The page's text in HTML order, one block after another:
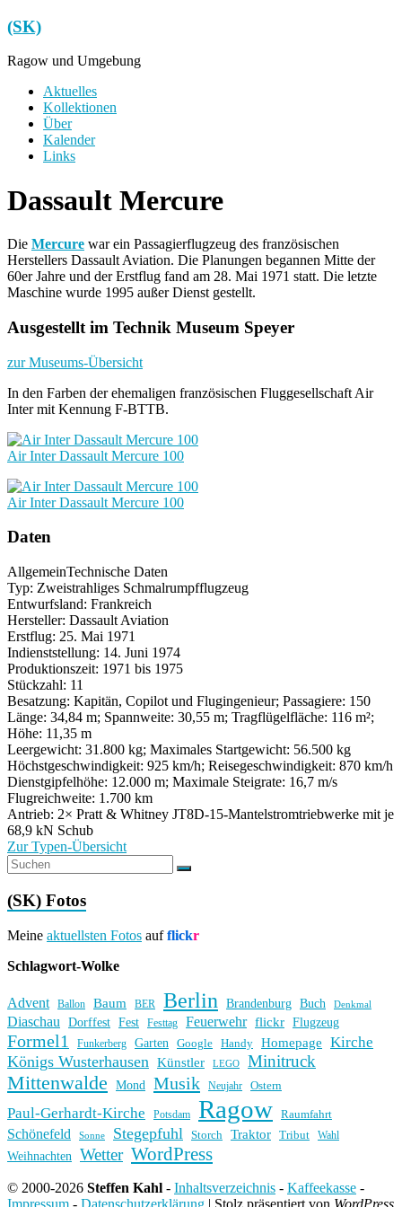
Zum
Inhalt
springen
(SK)
Ragow und Umgebung
Menü
Aktuelles
Kollektionen
Über
Kalender
Links
Dassault Mercure
Die Mercure war ein Passagierflugzeug des französischen
Herstellers Dassault Aviation. Die Planungen begannen Mitte der
60er Jahre und der Erstflug fand am 28. Mai 1971 statt. Die letzte
Maschine wurde 1995 außer Dienst gestellt.
Ausgestellt im Technik Museum Speyer
zur Museums-Übersicht
In den Farben der ehemaligen französischen Fluggesellschaft Air
Inter mit Kennung F-BTTB.
Air Inter Dassault Mercure 100
Air Inter Dassault Mercure 100
Daten
AllgemeinTechnische Daten
Typ: Zweistrahliges Schmalrumpfflugzeug
Entwurfsland: Frankreich
Hersteller: Dassault Aviation
Erstflug: 25. Mai 1971
Indienststellung: 14. Juni 1974
Produktionszeit: 1971 bis 1975
Stückzahl: 11
Besatzung: Kapitän, Copilot und Flugingenieur; Passagiere: 150
Länge: 34,84 m; Spannweite: 30,55 m; Tragflügelfläche: 116 m²;
Höhe: 11,35 m
Leergewicht: 31.800 kg; Maximales Startgewicht: 56.500 kg
Höchstgeschwindigkeit: 925 km/h; Reisegeschwindigkeit: 870 km/h
Dienstgipfelhöhe: 12.000 m; Maximale Steigrate: 16,7 m/s
Flugreichweite: 1.700 km
Antrieb: 2× Pratt & Whitney JT8D-15-Mantelstromtriebwerke mit je
68,9 kN Schub
Zur Typen-Übersicht
(SK) Fotos
Meine aktuellsten Fotos aufflickr
Schlagwort-Wolke
Advent Ballon Baum BER Berlin Brandenburg Buch Denkmal
Diaschau Dorffest Fest Festtag Feuerwehr flickr Flugzeug
Formel1 Funkerberg Garten Google Handy Homepage Kirche
Königs Wusterhausen Künstler LEGO Minitruck
Mittenwalde Mond Musik Neujahr Ostern
Paul-Gerhardt-Kirche Potsdam Ragow Raumfahrt
Schönefeld Sonne Stegepfuhl Storch Traktor Tribut Wahl
Weihnachten Wetter WordPress
© 2000-2026 Steffen Kahl - Inhaltsverzeichnis - Kaffeekasse -
Impressum - Datenschutzerklärung | Stolz präsentiert von WordPress